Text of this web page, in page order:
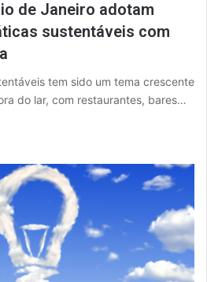
de Janeiro adotam
sustentáveis com
tem sido um tema crescente
do lar, com restaurantes, bares…